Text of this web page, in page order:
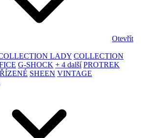
Otevřít
LADY COLLECTION
G-SHOCK + 4 další PROTREK
SHEEN VINTAGE